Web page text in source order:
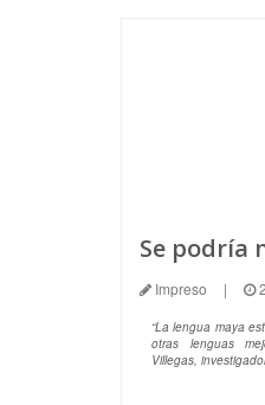
Impreso |
“La lengua maya
otras lenguas
Villegas,